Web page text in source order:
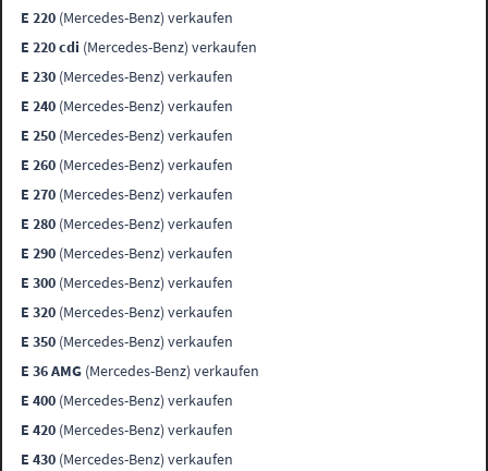
E 220 (Mercedes-Benz) verkaufen
E 220 cdi (Mercedes-Benz) verkaufen
E 230 (Mercedes-Benz) verkaufen
E 240 (Mercedes-Benz) verkaufen
E 250 (Mercedes-Benz) verkaufen
E 260 (Mercedes-Benz) verkaufen
E 270 (Mercedes-Benz) verkaufen
E 280 (Mercedes-Benz) verkaufen
E 290 (Mercedes-Benz) verkaufen
E 300 (Mercedes-Benz) verkaufen
E 320 (Mercedes-Benz) verkaufen
E 350 (Mercedes-Benz) verkaufen
E 36 AMG (Mercedes-Benz) verkaufen
E 400 (Mercedes-Benz) verkaufen
E 420 (Mercedes-Benz) verkaufen
E 430 (Mercedes-Benz) verkaufen